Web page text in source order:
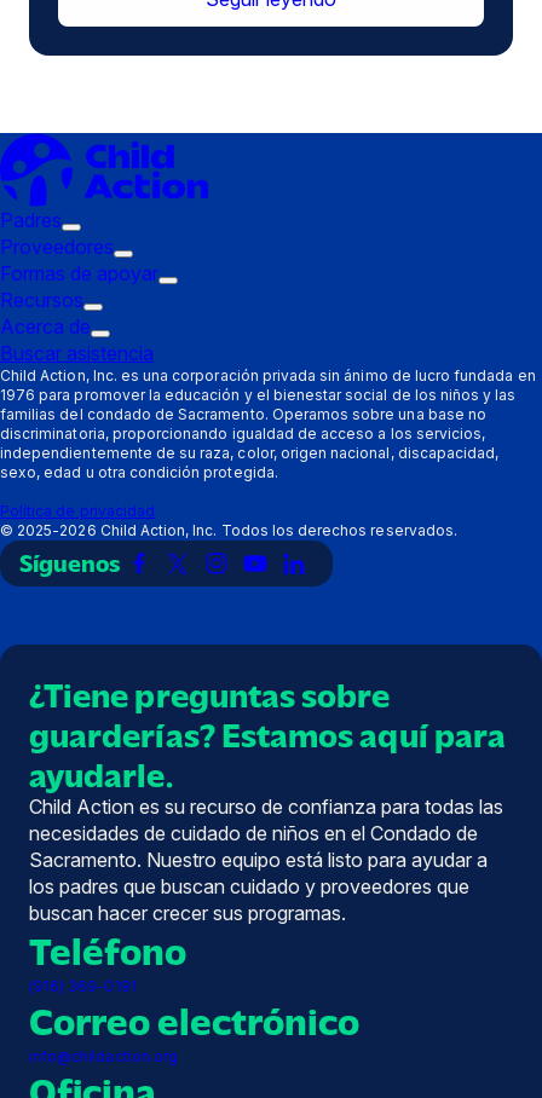
abre
en
ventana)
Padres
Submenú
de
disparo:
Padres
Proveedores
Submenú
de
Proveedores
Formas de apoyar
Submenú
Formas
de
apoyar
Recursos
Submenú
de
disparo:
Recursos
Acerca de
Submenú
de
disparo:
Acerca
de
Buscar asistencia
Child Action, Inc. es una corporación privada sin ánimo de lucro fundada en
1976 para promover la educación y el bienestar social de los niños y las
familias del condado de Sacramento. Operamos sobre una base no
discriminatoria, proporcionando igualdad de acceso a los servicios,
independientemente de su raza, color, origen nacional, discapacidad,
sexo, edad u otra condición protegida.
Política de privacidad
© 2025-2026 Child Action, Inc. Todos los derechos reservados.
SíguenosEnlace
a
Enlace
a
(Twitter)
Enlace
a
Enlace
a
Enlace
a
¿Tiene preguntas sobre
guarderías? Estamos aquí para
ayudarle.
Child Action es su recurso de confianza para todas las
necesidades de cuidado de niños en el Condado de
Sacramento. Nuestro equipo está listo para ayudar a
los padres que buscan cuidado y proveedores que
buscan hacer crecer sus programas.
Teléfono
(916) 369-0191
Correo electrónico
info@childaction.org